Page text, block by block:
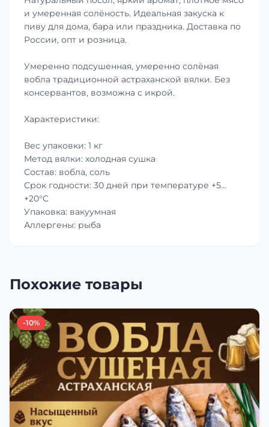
и умеренная солёность. Идеальная закуска к
пиву для дома, бара или праздника. Доставка по
России, опт и розница.
Умеренно подсушенная, умеренно солёная
вобла традиционной астраханской вялки. Без
консервантов, возможна с икрой.
Характеристики:
Вес упаковки: 1 кг
Метод вялки: холодная сушка
Состав: вобла, соль
Срок годности: 30 дней при температуре +5…
+20°C
Упаковка: вакуумная
Аллергены: рыба
Похожие товары
-10%